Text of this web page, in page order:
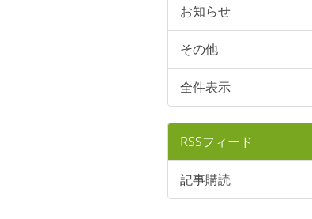
お知らせ
その他
全件表示
RSSフィード
記事購読